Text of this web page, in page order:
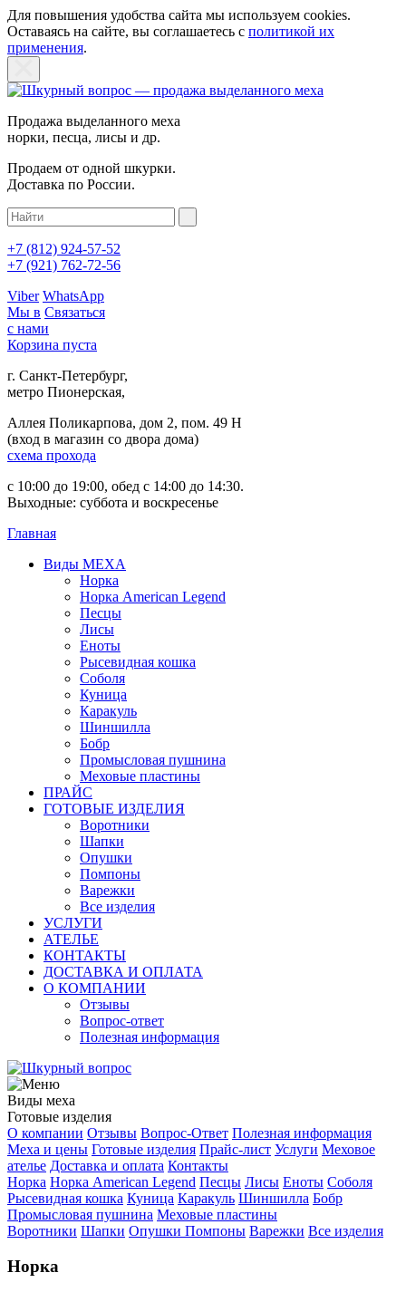
Для повышения удобства сайта мы используем cookies.
Оставаясь на сайте, вы соглашаетесь с политикой их
применения.
Продажа выделанного меха
норки, песца, лисы и др.
Продаем от одной шкурки.
Доставка по России.
+7 (812) 924-57-52
+7 (921) 762-72-56
Viber WhatsApp
Мы в Связаться
с нами
Корзина пуста
г. Санкт-Петербург,
метро Пионерская,
Аллея Поликарпова, дом 2, пом. 49 Н
(вход в магазин со двора дома)
схема прохода
с 10:00 до 19:00, обед с 14:00 до 14:30.
Выходные: суббота и воскресенье
Главная
Виды МЕХА
Норка
Норка American Legend
Песцы
Лисы
Еноты
Рысевидная кошка
Соболя
Куница
Каракуль
Шиншилла
Бобр
Промысловая пушнина
Меховые пластины
ПРАЙС
ГОТОВЫЕ ИЗДЕЛИЯ
Воротники
Шапки
Опушки
Помпоны
Варежки
Все изделия
УСЛУГИ
АТЕЛЬЕ
КОНТАКТЫ
ДОСТАВКА И ОПЛАТА
О КОМПАНИИ
Отзывы
Вопрос-ответ
Полезная информация
Виды меха
Готовые изделия
О компании Отзывы Вопрос-Ответ Полезная информация
Меха и цены Готовые изделия Прайс-лист Услуги Меховое
ателье Доставка и оплата Контакты
Норка Норка American Legend Песцы Лисы Еноты Соболя
Рысевидная кошка Куница Каракуль Шиншилла Бобр
Промысловая пушнина Меховые пластины
Воротники Шапки Опушки Помпоны Варежки Все изделия
Норка